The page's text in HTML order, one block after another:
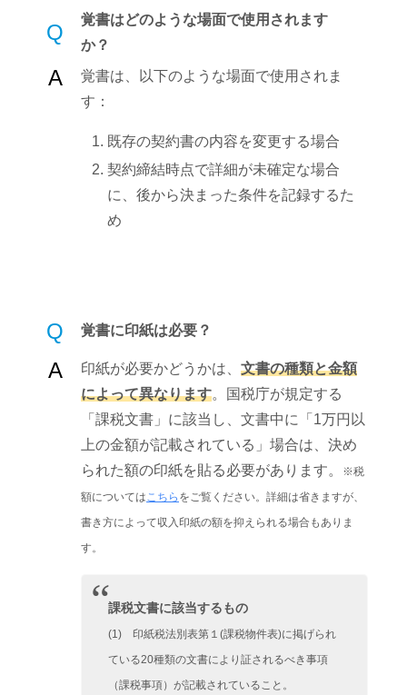
Q
覚書はどのような場面で使用されます
か？
A
覚書は、以下のような場面で使用されま
す：
既存の契約書の内容を変更する場合
契約締結時点で詳細が未確定な場合
に、後から決まった条件を記録するた
め​
Q 覚書に印紙は必要？
A 印紙が必要かどうかは、 文書の種類と金額
によって異なります。国税庁が規定する
「課税文書」に該当し、文書中に「1万円以
上の金額が記載されている」場合は、決め
られた額の印紙を貼る必要があります。
※税
額についてはこちら をご覧ください。詳細は省きますが、
書き方によって収入印紙の額を抑えられる場合もありま
す。
課税文書に該当するもの
(1) 印紙税法別表第１(課税物件表)に掲げられ
ている20種類の文書により証されるべき事項
（課税事項）が記載されていること。